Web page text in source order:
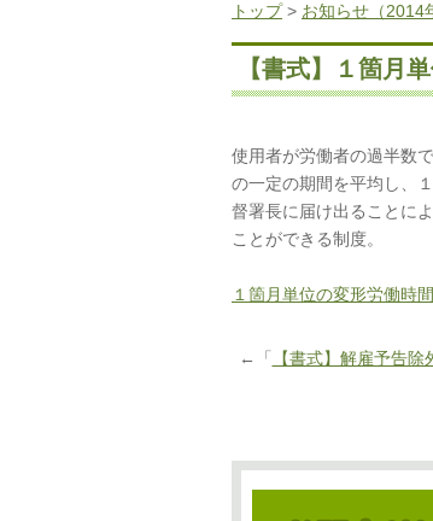
トップ> お知らせ（2014
【書式】１箇月
使用者が労働者の過半数
の一定の期間を平均し、
督署長に届け出ることに
ことができる制度。
１箇月単位の変形労働時
←「 【書式】解雇予告除